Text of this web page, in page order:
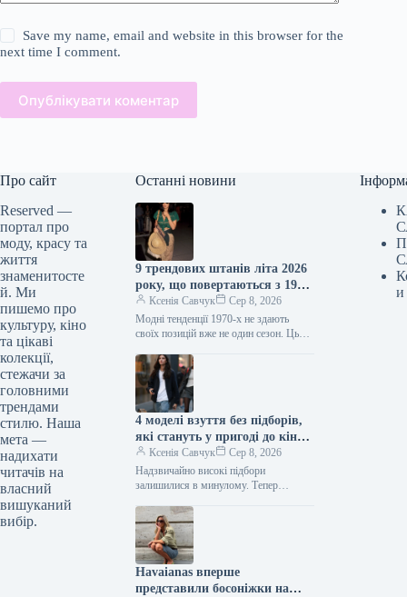
Save my name, email and website in this browser for the
next time I comment.
Опублікувати коментар
Про сайт
Reserved —
портал про
моду, красу та
життя
знаменитосте
й. Ми
пишемо про
культуру, кіно
та цікаві
колекції,
стежачи за
головними
трендами
стилю. Наша
мета —
надихати
читачів на
власний
вишуканий
вибір.
Останні новини
9 трендових штанів літа 2026
року, що повертаються з 1970-
х
Ксенія Савчук
Сер 8, 2026
Модні тенденції 1970-х не здають
своїх позицій вже не один сезон. Цього
фасони, характерні…
4 моделі взуття без підборів,
які стануть у пригоді до кінця
літаКсенія Савчук
Сер 8, 2026
Надзвичайно високі підбори
залишилися в минулому. Тепер
взуття без підборів: від балеток до
мюлів. Найстильніші жінки…
Havaianas вперше
представили босоніжки на
и